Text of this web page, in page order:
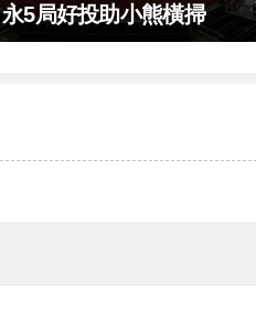
永5局好投助小熊橫掃